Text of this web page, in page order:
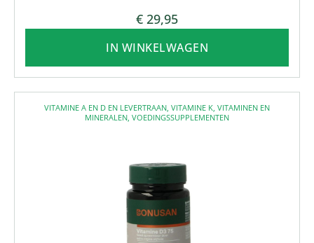
€ 29,95
IN WINKELWAGEN
VITAMINE A EN D EN LEVERTRAAN VITAMINE K VITAMINEN EN
MINERALEN VOEDINGSSUPPLEMENTEN